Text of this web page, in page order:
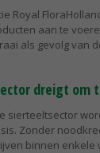
Royal
aan te
als gevolg van
dreigt om
sierteeltsector
Zonder
binnen enkele